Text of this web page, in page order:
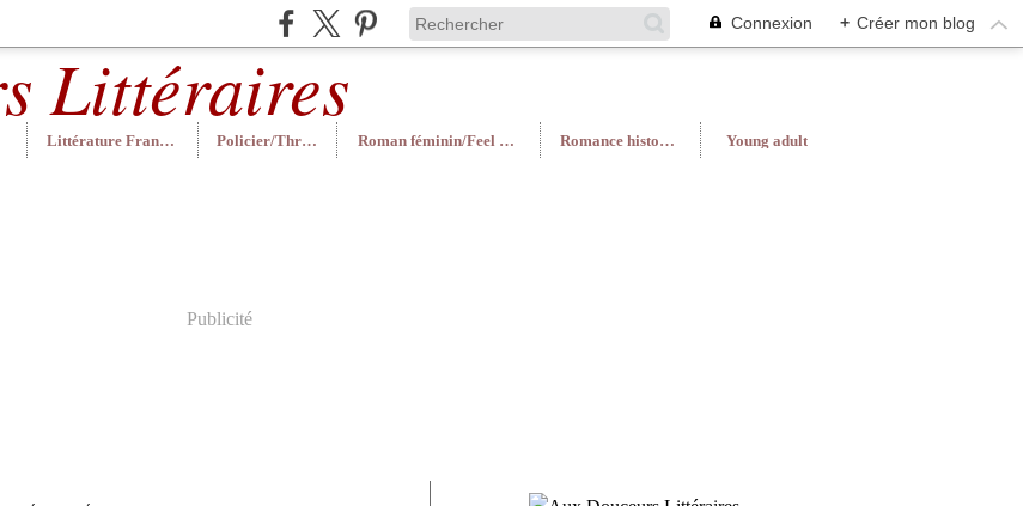
Connexion + Créer mon blog
Littérature Française Policier/Thriller Roman féminin/Feel Good Romance historique Young adult
Publicité